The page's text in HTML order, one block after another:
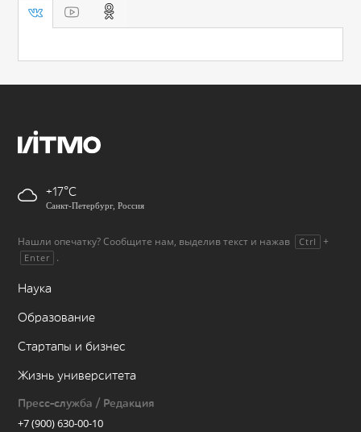
+17
Санкт-Петербург, Россия
Нашли опечатку? Сообщите нам, выделив текст и нажав Ctrl +
Enter .
Наука
Образование
Стартапы и бизнес
Жизнь университета
Пресс-служба / Редакция
+7 (900) 630-00-10